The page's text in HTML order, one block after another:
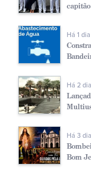
capitão
Há 1 dia
Há 2
Há 3
Bom